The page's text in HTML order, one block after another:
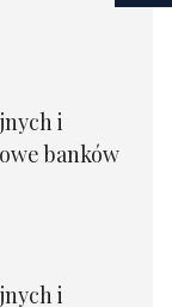
i
banków
i